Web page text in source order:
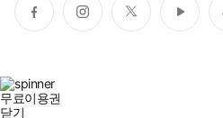
페
이
인
스
트
위
유
튜
무료이용권
닫기